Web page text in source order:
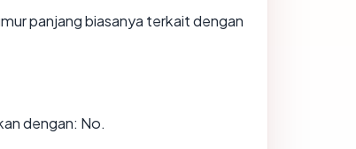
panjang biasanya terkait dengan
dengan: No.